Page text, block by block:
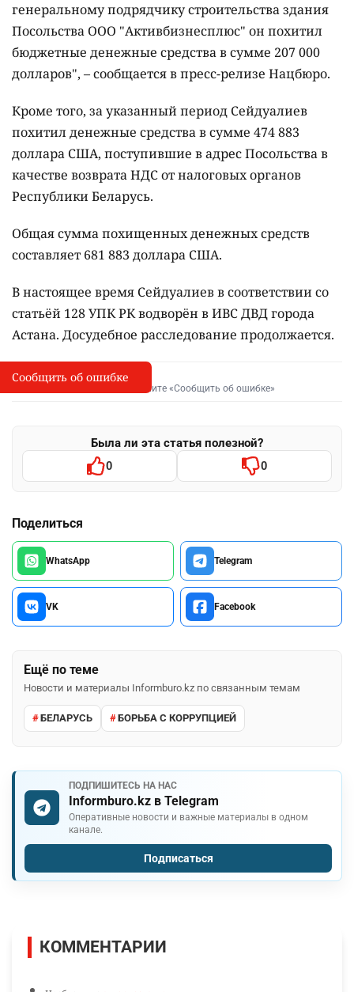
генеральному подрядчику строительства здания
Посольства ООО "Активбизнесплюс" он похитил
бюджетные денежные средства в сумме 207 000
долларов", – сообщается в пресс-релизе Нацбюро.
Кроме того, за указанный период Сейдуалиев
похитил денежные средства в сумме 474 883
доллара США, поступившие в адрес Посольства в
качестве возврата НДС от налоговых органов
Республики Беларусь.
Общая сумма похищенных денежных средств
составляет 681 883 доллара США.
В настоящее время Сейдуалиев в соответствии со
статьёй 128 УПК РК водворён в ИВС ДВД города
Астана. Досудебное расследование продолжается.
I
Сообщить об опечатке
Выделите фрагмент и нажмите «Сообщить об ошибке»
Была ли эта статья полезной?
0 0
Поделиться
WhatsApp Telegram
VK Facebook
Ещё по теме
Новости и материалы Informburo.kz по связанным темам
БЕЛАРУСЬ БОРЬБА С КОРРУПЦИЕЙ
ПОДПИШИТЕСЬ НА НАС
Informburo.kz в Telegram
Оперативные новости и важные материалы в одном
канале.
Подписаться
Сообщить об ошибке
КОММЕНТАРИИ